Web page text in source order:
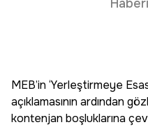
MEB’in ‘Yerleştirmeye
açıklamasının ardından
kontenjan boşluklarına